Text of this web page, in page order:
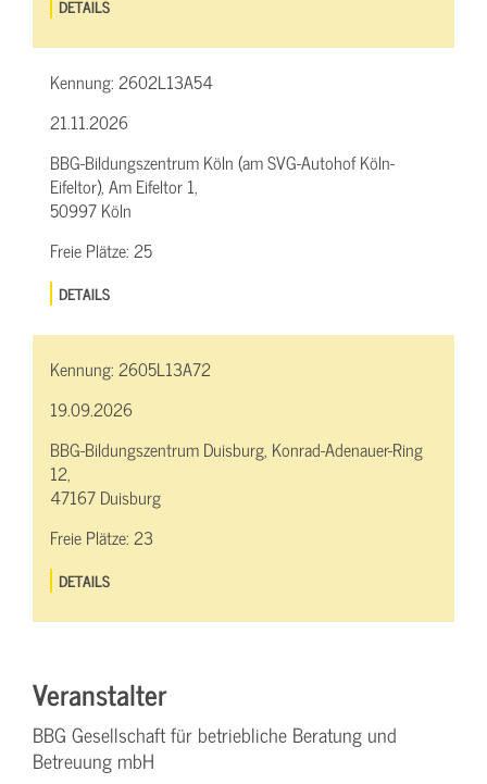
DETAILS
Kennung:2602L13A54
21.11.2026
BBG-Bildungszentrum Köln (am SVG-Autohof Köln-
Eifeltor), Am Eifeltor 1,
50997 Köln
Freie Plätze:25
DETAILS
Kennung:2605L13A72
19.09.2026
BBG-Bildungszentrum Duisburg, Konrad-Adenauer-Ring
12,
47167 Duisburg
Freie Plätze:23
DETAILS
Veranstalter
BBG Gesellschaft für betriebliche Beratung und
Betreuung mbH